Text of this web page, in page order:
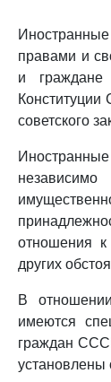
правами и
и
Конституции
советского
отношения
других
В
имеются
граждан
установлены